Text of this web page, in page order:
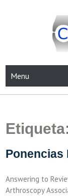
Menu
Etiqueta:
Ponencias
Answering to
Arthroscopy